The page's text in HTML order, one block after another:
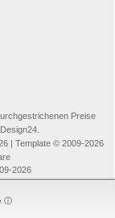
Preise
| Template © 2009-2026
2026
ⓘ